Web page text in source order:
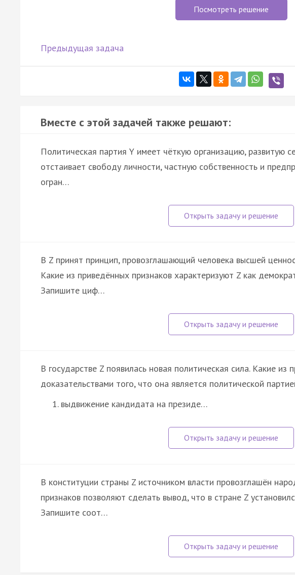
Посмотреть решение
Предыдущая задача
Вместе с этой задачей также решают:
Политическая партия Y имеет чёткую организацию, развитую
отстаивает свободу личности, частную собственность и
огран…
В Z принят принцип, провозглашающий человека высшей
Какие из приведённых признаков характеризуют Z как
Запишите циф…
В государстве Z появилась новая политическая сила. Какие из
доказательствами того, что она является политической
выдвижение кандидата на президе…
В конституции страны Z источником власти провозглашён
признаков позволяют сделать вывод, что в стране Z
Запишите соот…